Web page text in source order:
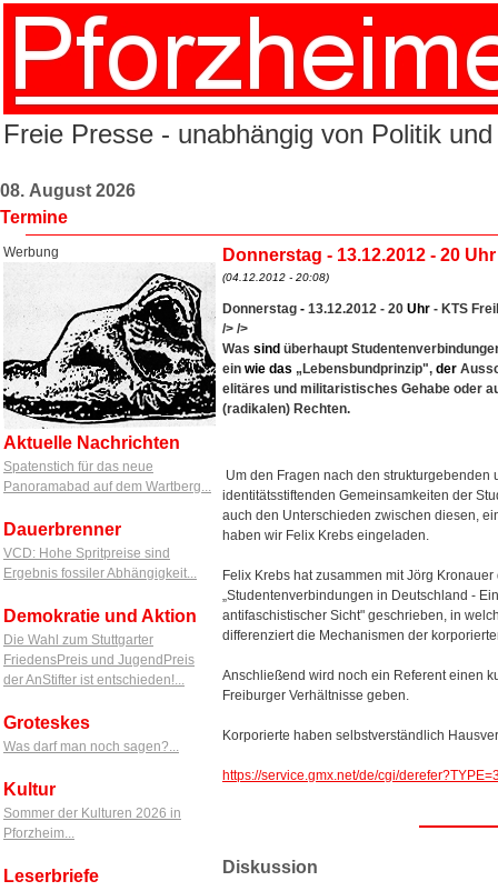
Freie Presse - unabhängig von Politik
08. August 2026
Termine
Werbung
Aktuelle Nachrichten
Spatenstich für das neue
Panoramabad auf dem Wartberg...
Dauerbrenner
VCD: Hohe Spritpreise sind
Ergebnis fossiler Abhängigkeit...
Demokratie und Aktion
Die Wahl zum Stuttgarter
FriedensPreis und JugendPreis
der AnStifter ist entschieden!...
Groteskes
Was darf man noch sagen?...
Kultur
Sommer der Kulturen 2026 in
Pforzheim...
Leserbriefe
Donnerstag - 13.12.2012 - 20
(04.12.2012 - 20:08)
Donnerstag - 13.12.2012 - 20 Uhr - KTS
/> />
Was sind überhaupt
ein wie das „Lebensbundprinzip", der
elitäres und militaristisches Gehabe oder
(radikalen) Rechten.
Um den Fragen nach den strukturgebenden
identitätsstiftenden Gemeinsamkeiten der
auch den Unterschieden zwischen diesen,
haben wir Felix Krebs eingeladen.
Felix Krebs hat zusammen mit Jörg Kronauer
„Studentenverbindungen in Deutschland -
antifaschistischer Sicht" geschrieben, in
differenziert die Mechanismen der
Anschließend wird noch ein Referent einen
Freiburger Verhältnisse geben.
Korporierte haben selbstverständlich
https://service.gmx.net/de/cgi/
Diskussion